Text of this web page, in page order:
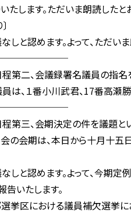
します。ただいま朗読したと
認めます。よって、ただい
二、会議録署名議員の指名
、１番小川武君、17番高瀬
三、会期決定の件を議題とい
の会期は、本日から十月十
と認めます。よって、今期定
いたします。
挙区における議員補欠選挙